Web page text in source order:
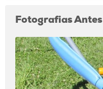
Fotografias Antes